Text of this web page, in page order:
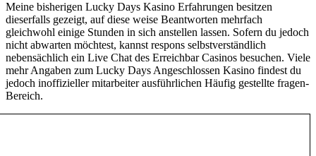
Meine bisherigen Lucky Days Kasino Erfahrungen besitzen
dieserfalls gezeigt, auf diese weise Beantworten mehrfach
gleichwohl einige Stunden in sich anstellen lassen. Sofern du jedoch
nicht abwarten möchtest, kannst respons selbstverständlich
nebensächlich ein Live Chat des Erreichbar Casinos besuchen. Viele
mehr Angaben zum Lucky Days Angeschlossen Kasino findest du
jedoch inoffizieller mitarbeiter ausführlichen Häufig gestellte fragen-
Bereich.